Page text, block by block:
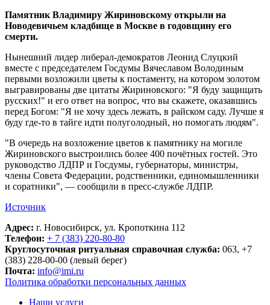
Памятник Владимиру Жириновскому открыли на
Новодевичьем кладбище в Москве в годовщину его
смерти.
Нынешний лидер либерал-демократов Леонид Слуцкий
вместе с председателем Госдумы Вячеславом Володиным
первыми возложили цветы к постаменту, на котором золотом
выгравированы две цитаты Жириновского: "Я буду защищать
русских!" и его ответ на вопрос, что вы скажете, оказавшись
перед Богом: "Я не хочу здесь лежать, в райском саду. Лучше я
буду где-то в тайге идти полуголодный, но помогать людям".
"В очередь на возложение цветов к памятнику на могиле
Жириновского выстроились более 400 почётных гостей. Это
руководство ЛДПР и Госдумы, губернаторы, министры,
члены Совета Федерации, родственники, единомышленники
и соратники", — сообщили в пресс-службе ЛДПР.
Источник
Адрес: г. Новосибирск, ул. Кропоткина 112
Телефон: + 7 (383) 220-80-80
Круглосуточная ритуальная справочная служба: 063, +7
(383) 228-00-00 (левый берег)
Почта: info@imi.ru
Политика обработки персональных данных
Наши услуги